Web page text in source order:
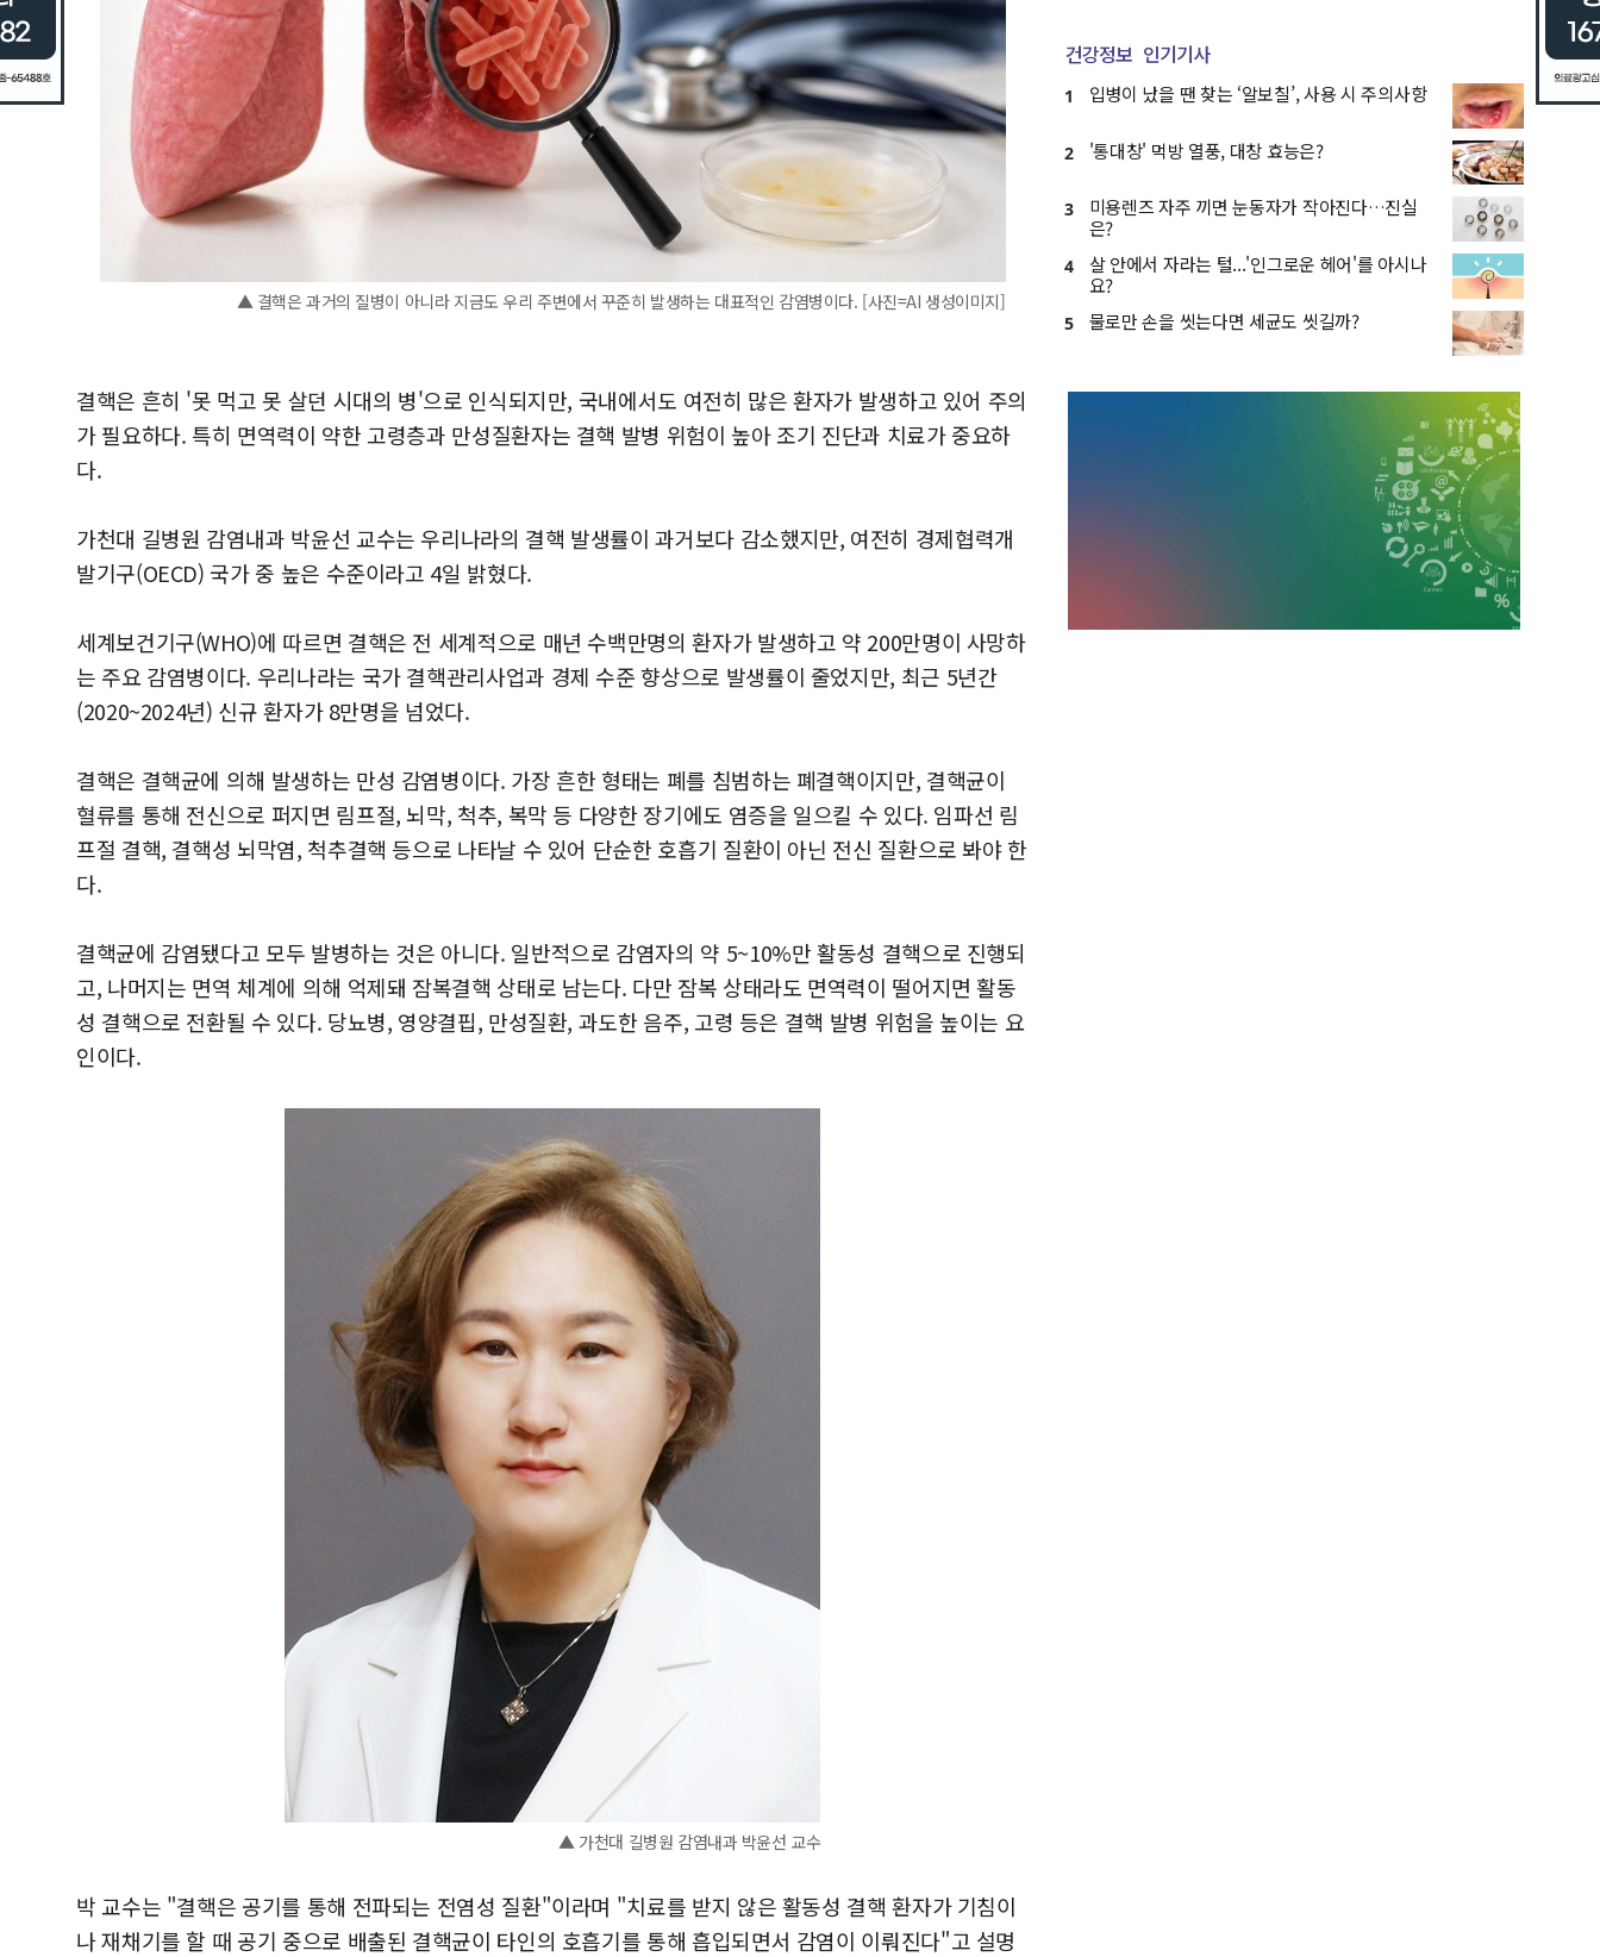
▲ 결핵은 과거의 질병이 아니라 지금도 우리 주변에서 꾸준히 발생하는 대표적인 감염병이다. [사진=AI 생성이미지]
결핵은 흔히 '못 먹고 못 살던 시대의 병'으로 인식되지만, 국내에서도 여전히 많은 환자가 발생하고 있어 주의
가 필요하다. 특히 면역력이 약한 고령층과 만성질환자는 결핵 발병 위험이 높아 조기 진단과 치료가 중요하
다.
가천대 길병원 감염내과 박윤선 교수는 우리나라의 결핵 발생률이 과거보다 감소했지만, 여전히 경제협력개
발기구(OECD) 국가 중 높은 수준이라고 4일 밝혔다.
세계보건기구(WHO)에 따르면 결핵은 전 세계적으로 매년 수백만명의 환자가 발생하고 약 200만명이 사망하
는 주요 감염병이다. 우리나라는 국가 결핵관리사업과 경제 수준 향상으로 발생률이 줄었지만, 최근 5년간
(2020~2024년) 신규 환자가 8만명을 넘었다.
결핵은 결핵균에 의해 발생하는 만성 감염병이다. 가장 흔한 형태는 폐를 침범하는 폐결핵이지만, 결핵균이
혈류를 통해 전신으로 퍼지면 림프절, 뇌막, 척추, 복막 등 다양한 장기에도 염증을 일으킬 수 있다. 임파선 림
프절 결핵, 결핵성 뇌막염, 척추결핵 등으로 나타날 수 있어 단순한 호흡기 질환이 아닌 전신 질환으로 봐야 한
다.
결핵균에 감염됐다고 모두 발병하는 것은 아니다. 일반적으로 감염자의 약 5~10%만 활동성 결핵으로 진행되
고, 나머지는 면역 체계에 의해 억제돼 잠복결핵 상태로 남는다. 다만 잠복 상태라도 면역력이 떨어지면 활동
성 결핵으로 전환될 수 있다. 당뇨병, 영양결핍, 만성질환, 과도한 음주, 고령 등은 결핵 발병 위험을 높이는 요
인이다.
▲ 가천대 길병원 감염내과 박윤선 교수
박 교수는 "결핵은 공기를 통해 전파되는 전염성 질환"이라며 "치료를 받지 않은 활동성 결핵 환자가 기침이
나 재채기를 할 때 공기 중으로 배출된 결핵균이 타인의 호흡기를 통해 흡입되면서 감염이 이뤄진다"고 설명
건강정보 인기기사
1 입병이 났을 땐 찾는 ‘알보칠’, 사용 시 주의사항
2 '통대창' 먹방 열풍, 대창 효능은?
3
미용렌즈 자주 끼면 눈동자가 작아진다…진실
은?
4
살 안에서 자라는 털...'인그로운 헤어'를 아시나
요?
5 물로만 손을 씻는다면 세균도 씻길까?